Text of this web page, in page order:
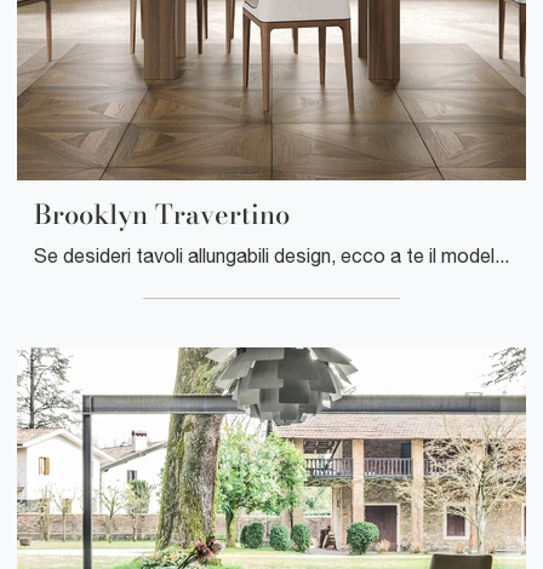
Brooklyn Travertino
Se desideri tavoli allungabili design, ecco a te il modello da pranzo in gres Brooklyn Travertino del brand Tonin Casa.